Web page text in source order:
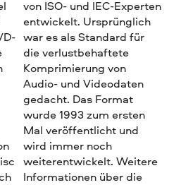
von ISO- und IEC-Experten
entwickelt. Ursprünglich
war es als Standard für
die verlustbehaftete
Komprimierung von
Audio- und Videodaten
gedacht. Das Format
wurde 1993 zum ersten
Mal veröffentlicht und
wird immer noch
weiterentwickelt. Weitere
Informationen über die